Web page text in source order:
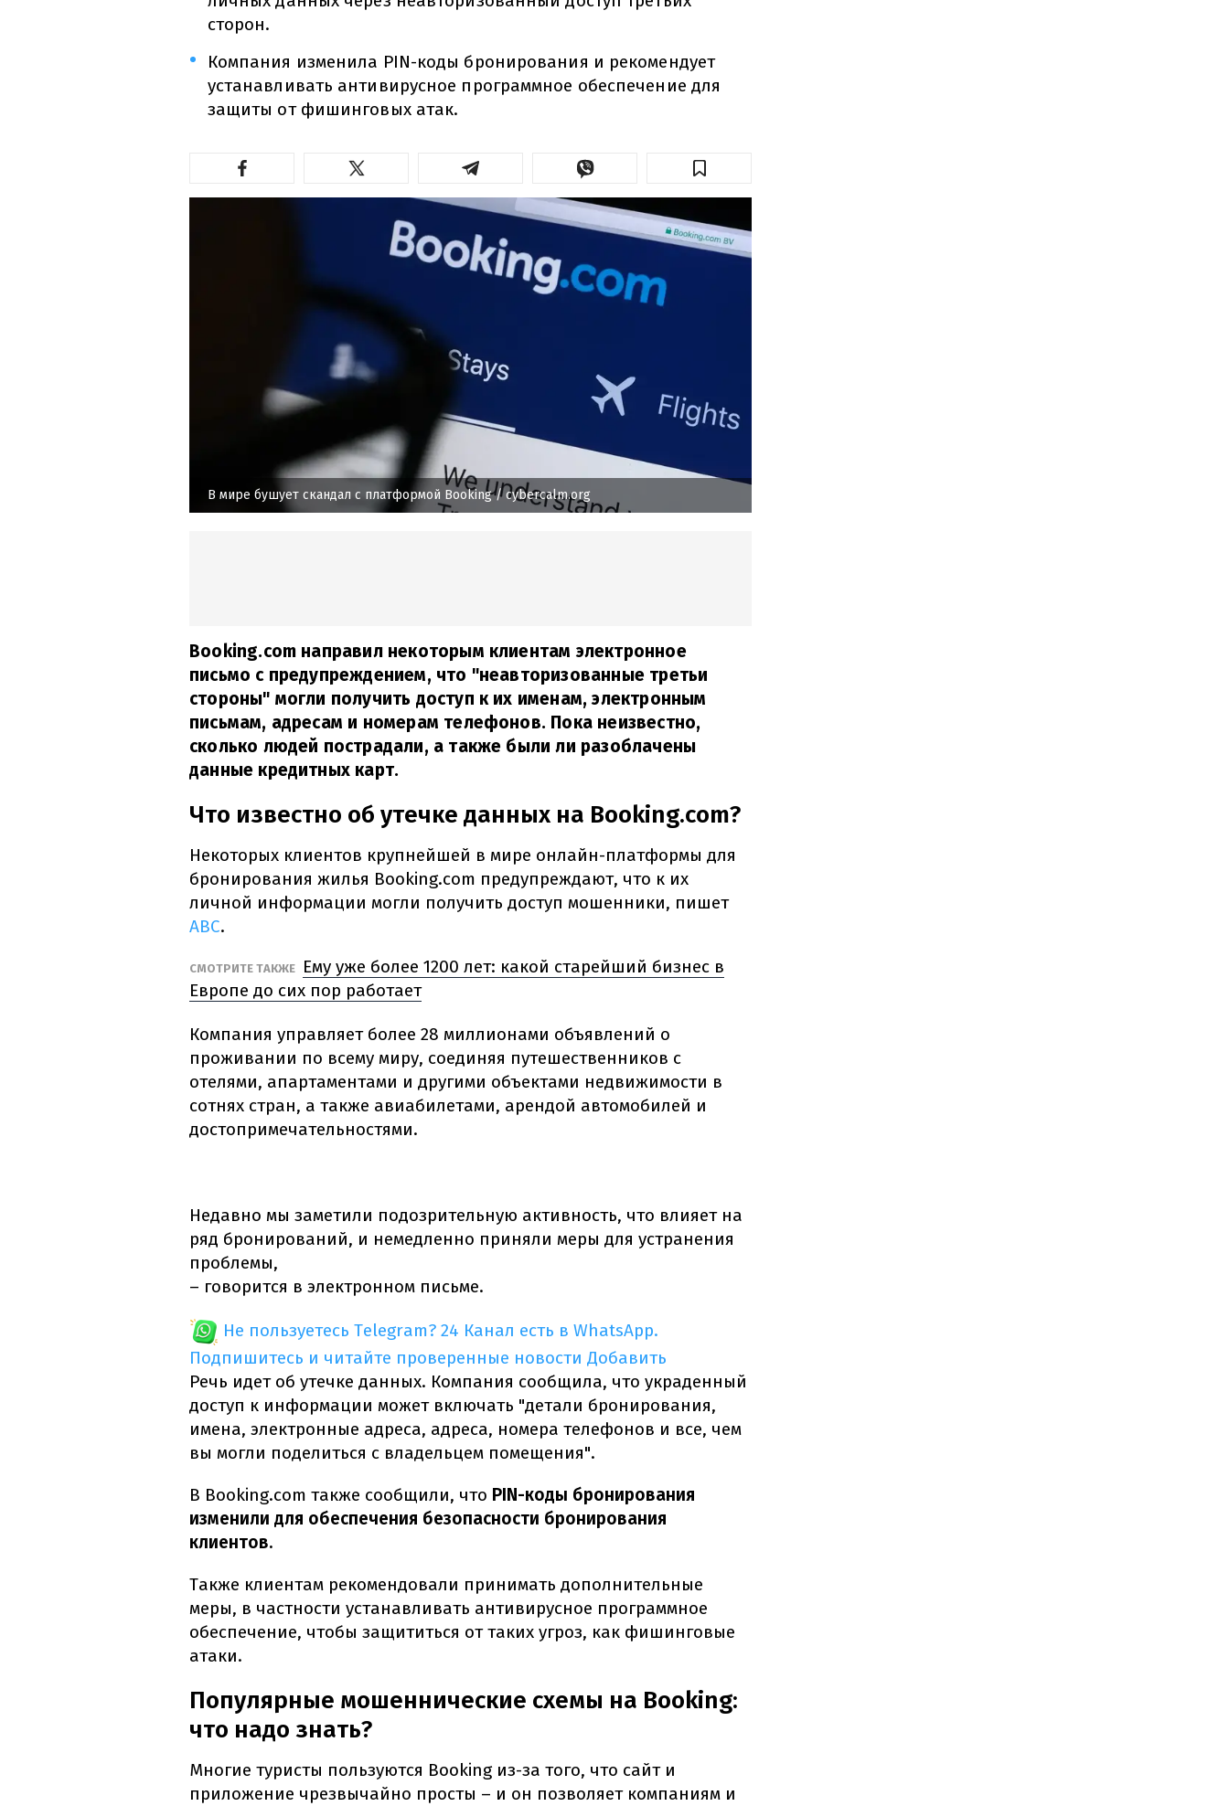
сторон.
Компания изменила PIN-коды бронирования и рекомендует
устанавливать антивирусное программное обеспечение для
защиты от фишинговых атак.
В мире бушует скандал с платформой Booking/ cybercalm.org
Booking.com направил некоторым клиентам электронное
письмо с предупреждением, что "неавторизованные третьи
стороны" могли получить доступ к их именам, электронным
письмам, адресам и номерам телефонов. Пока неизвестно,
сколько людей пострадали, а также были ли разоблачены
данные кредитных карт.
Что известно об утечке данных на Booking.com?
Некоторых клиентов крупнейшей в мире онлайн-платформы для
бронирования жилья Booking.com предупреждают, что к их
личной информации могли получить доступ мошенники, пишет
ABC.
СМОТРИТЕ ТАКЖЕ
Ему уже более 1200 лет: какой старейший бизнес в
Европе до сих пор работает
Компания управляет более 28 миллионами объявлений о
проживании по всему миру, соединяя путешественников с
отелями, апартаментами и другими объектами недвижимости в
сотнях стран, а также авиабилетами, арендой автомобилей и
достопримечательностями.
Недавно мы заметили подозрительную активность, что влияет на
ряд бронирований, и немедленно приняли меры для устранения
проблемы,
– говорится в электронном письме.
Не пользуетесь Telegram? 24 Канал есть в WhatsApp.
Подпишитесь и читайте проверенные новости Добавить
Речь идет об утечке данных. Компания сообщила, что украденный
доступ к информации может включать "детали бронирования,
имена, электронные адреса, адреса, номера телефонов и все, чем
вы могли поделиться с владельцем помещения".
В Booking.com также сообщили, что PIN-коды бронирования
изменили для обеспечения безопасности бронирования
клиентов.
Также клиентам рекомендовали принимать дополнительные
меры, в частности устанавливать антивирусное программное
обеспечение, чтобы защититься от таких угроз, как фишинговые
атаки.
Популярные мошеннические схемы на Booking:
что надо знать?
Многие туристы пользуются Booking из-за того, что сайт и
приложение чрезвычайно просты – и он позволяет компаниям и